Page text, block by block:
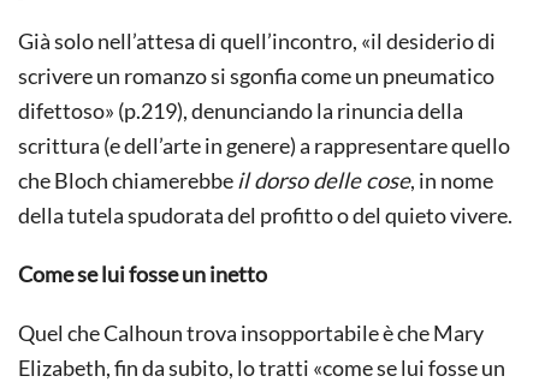
Già solo nell’attesa di quell’incontro, «il desiderio di
scrivere un romanzo si sgonfia come un pneumatico
difettoso» (p.219), denunciando la rinuncia della
scrittura (e dell’arte in genere) a rappresentare quello
che Bloch chiamerebbe il dorso delle cose, in nome
della tutela spudorata del profitto o del quieto vivere.
Come se lui fosse un inetto
Quel che Calhoun trova insopportabile è che Mary
Elizabeth, fin da subito, lo tratti «come se lui fosse un